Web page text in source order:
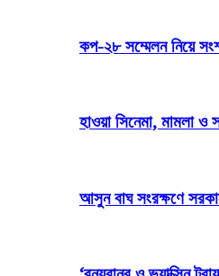
কপ-২৮ সম্মেলন নিয়ে
হাওয়া সিনেমা, মামলা ও
আসুন বাঘ সংরক্ষণে